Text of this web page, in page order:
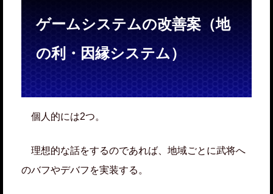
ゲームシステムの改善案（地
の利・因縁システム）
個人的には2つ。
理想的な話をするのであれば、地域ごとに武将へ
のバフやデバフを実装する。